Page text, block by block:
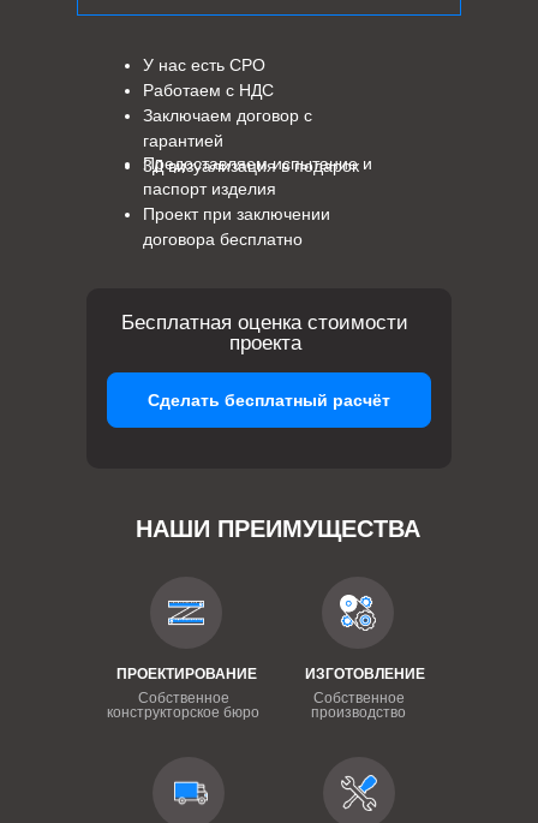
Предоставляем испытание и
паспорт изделия
Проект при заключении
договора бесплатно
У нас есть СРО
Работаем с НДС
Заключаем договор с
гарантией
3Д визуализация в подарок
НАШИ ПРЕИМУЩЕСТВА
ПРОЕКТИРОВАНИЕ
Собственное
конструкторское бюро
ИЗГОТОВЛЕНИЕ
Собственное
производство
Бесплатная оценка стоимости
проекта
Сделать бесплатный расчёт